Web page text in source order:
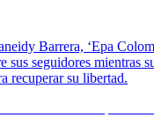
Barrera, ‘Epa
sus seguidores mientras
recuperar su libertad.